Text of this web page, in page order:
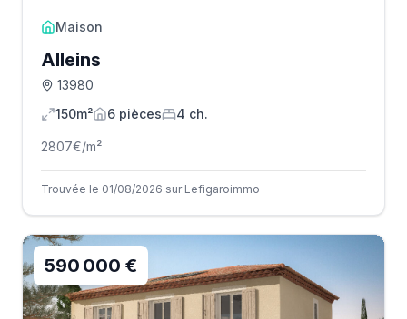
Maison
Alleins
13980
150m²
6 pièces 4 ch.
2807€/m²
Trouvée le 01/08/2026 sur Lefigaroimmo
590 000 €